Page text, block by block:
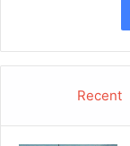
Recent